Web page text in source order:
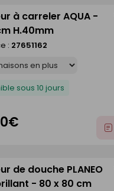
à carreler AQUA -
H.40mm
: 27651162
sous 10 jours
de douche PLANEO
- 80 x 80 cm